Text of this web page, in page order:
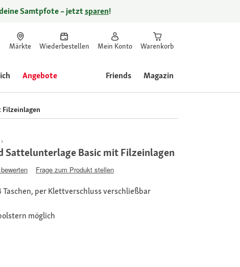
Samtpfote – jetztsparen!
Märkte Wiederbestellen Mein Konto Warenkorb
Angebote Friends Magazin
Sattelunterlage Basic mit Filzeinlagen
Frage zum Produkt stellen
Taschen, per Klettverschluss verschließbar
möglich